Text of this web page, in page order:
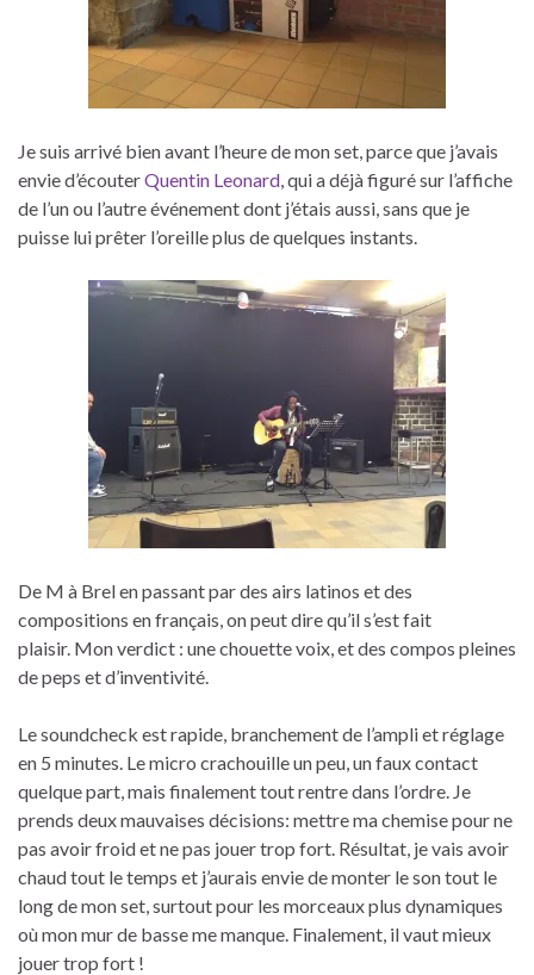
Je suis arrivé bien avant l’heure de mon set, parce que j’avais
envie d’écouterQuentin Leonard , qui a déjà figuré sur l’affiche
de l’un ou l’autre événement dont j’étais aussi, sans que je
puisse lui prêter l’oreille plus de quelques instants.
De M à Brel en passant par des airs latinos et des
compositions en français, on peut dire qu’il s’est fait
plaisir. Mon verdict : une chouette voix, et des compos pleines
de peps et d’inventivité.
Le soundcheck est rapide, branchement de l’ampli et réglage
en 5 minutes. Le micro crachouille un peu, un faux contact
quelque part, mais finalement tout rentre dans l’ordre. Je
prends deux mauvaises décisions: mettre ma chemise pour ne
pas avoir froid et ne pas jouer trop fort. Résultat, je vais avoir
chaud tout le temps et j’aurais envie de monter le son tout le
long de mon set, surtout pour les morceaux plus dynamiques
où mon mur de basse me manque. Finalement, il vaut mieux
jouer trop fort !